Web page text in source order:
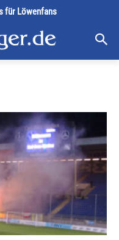
für Löwenfans